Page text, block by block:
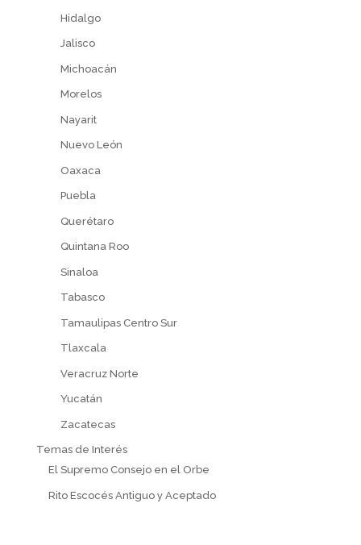
Hidalgo
Jalisco
Michoacán
Morelos
Nayarit
Nuevo León
Oaxaca
Puebla
Querétaro
Quintana Roo
Sinaloa
Tabasco
Tamaulipas Centro Sur
Tlaxcala
Veracruz Norte
Yucatán
Zacatecas
Temas de Interés
El Supremo Consejo en el Orbe
Rito Escocés Antiguo y Aceptado